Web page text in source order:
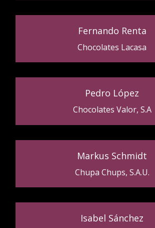
Fernando Renta
Chocolates Lacasa
Pedro López
Chocolates Valor, S.A
Markus Schmidt
Chupa Chups, S.A.U.
Isabel Sánchez